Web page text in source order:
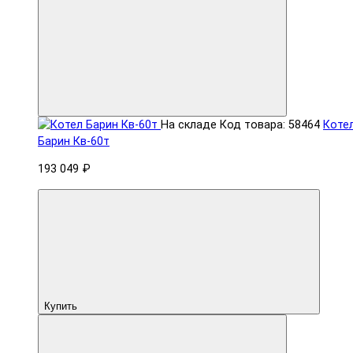
На складе Код товара: 58464
Барин Кв-60т
193 049 ₽
Купить